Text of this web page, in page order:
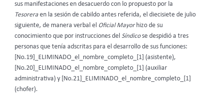
sus manifestaciones en desacuerdo con lo propuesto por la
Tesorera en la sesión de cabildo antes referida, el diecisiete de julio
siguiente, de manera verbal el Oficial Mayorhizo de su
conocimiento que por instrucciones del Síndicose despidió a tres
personas que tenía adscritas para el desarrollo de sus funciones:
[No.19]_ELIMINADO_el_nombre_completo_[1] (asistente),
[No.20]_ELIMINADO_el_nombre_completo_[1] (auxiliar
administrativa) y [No.21]_ELIMINADO_el_nombre_completo_[1]
(chofer).